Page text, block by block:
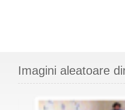
Imagini aleatoare